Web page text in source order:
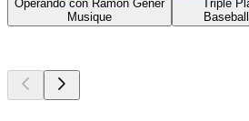
Operando con Ramon Gener
Musique
Triple